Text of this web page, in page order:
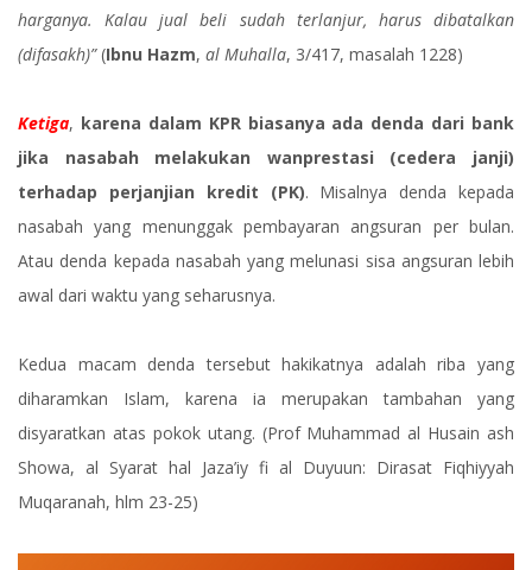
harganya. Kalau jual beli sudah terlanjur, harus dibatalkan
(difasakh)”(Ibnu Hazm, al Muhalla, 3/417, masalah 1228)
Ketiga, karena dalam KPR biasanya ada denda dari bank
jika nasabah melakukan wanprestasi (cedera janji)
terhadap perjanjian kredit (PK). Misalnya denda kepada
nasabah yang menunggak pembayaran angsuran per bulan.
Atau denda kepada nasabah yang melunasi sisa angsuran lebih
awal dari waktu yang seharusnya.
Kedua macam denda tersebut hakikatnya adalah riba yang
diharamkan Islam, karena ia merupakan tambahan yang
disyaratkan atas pokok utang. (Prof Muhammad al Husain ash
Showa, al Syarat hal Jaza’iy fi al Duyuun: Dirasat Fiqhiyyah
Muqaranah, hlm 23-25)